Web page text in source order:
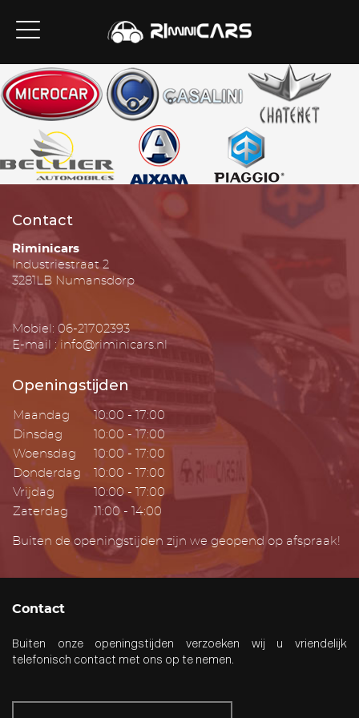
Contact
Riminicars
Industriestraat 2
3281LB Numansdorp
Mobiel: 06-21702393
E-mail : info@riminicars.nl
Openingstijden
Maandag
10:00 - 17:00
Dinsdag
10:00 - 17:00
Woensdag
10:00 - 17:00
Donderdag
10:00 - 17:00
Vrijdag
10:00 - 17:00
Zaterdag
11:00 - 14:00
Buiten de openingstijden zijn we geopend op afspraak!
Contact
Buiten onze openingstijden verzoeken wij u vriendelijk
telefonisch contact met ons op te nemen.